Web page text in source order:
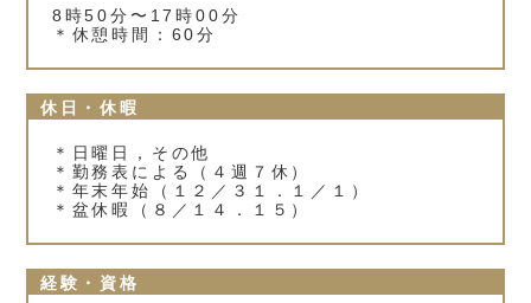
8時50分〜17時00分
＊休憩時間：60分
休日・休暇
＊日曜日，その他
＊勤務表による（４週７休）
＊年末年始（１２／３１．１／１）
＊盆休暇（８／１４．１５）
経験・資格